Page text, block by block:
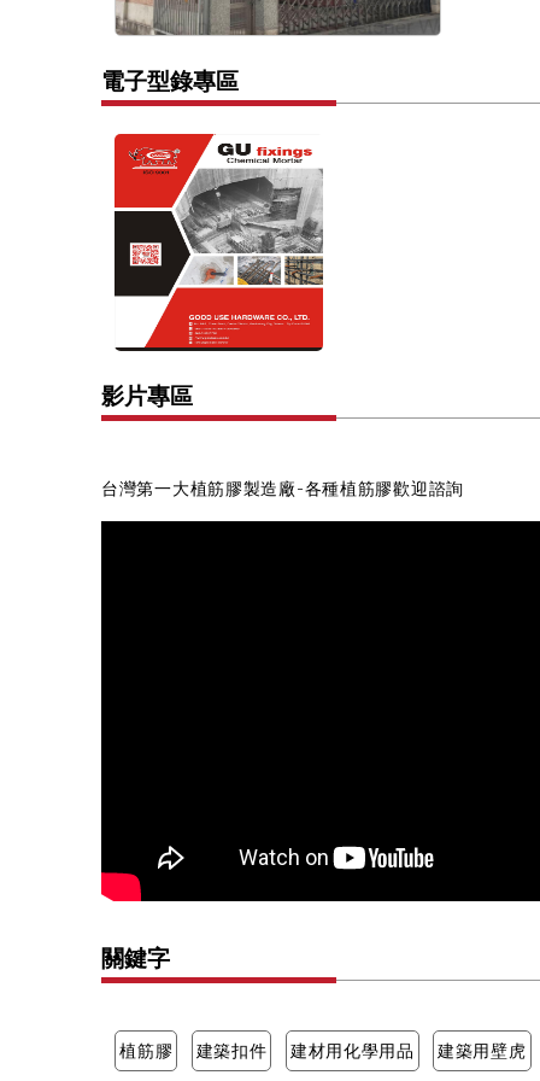
電子型錄專區
影片專區
台灣第一大植筋膠製造廠-各種植筋膠歡迎諮詢
關鍵字
植筋膠 建築扣件 建材用化學用品 建築用壁虎